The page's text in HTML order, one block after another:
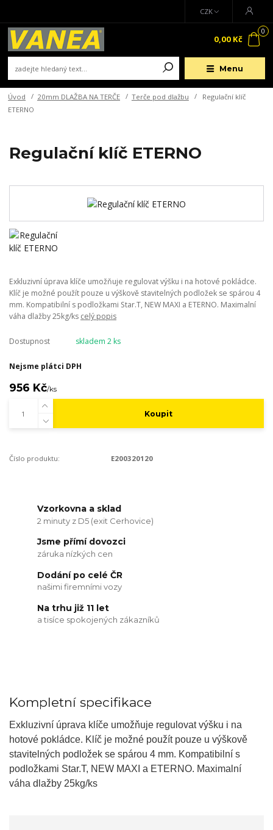
Menu
CZK
0
0,00 Kč
Úvod 20mm DLAŽBA NA TERČE Terče pod dlažbu
Regulační klíč
ETERNO
Regulační klíč ETERNO
Exkluzivní úprava klíče umožňuje regulovat výšku i na hotové pokládce.
Klíč je možné použít pouze u výškově stavitelných podložek se spárou 4
mm. Kompatibilní s podložkami Star.T, NEW MAXI a ETERNO. Maximalní
váha dlažby 25kg/ks celý popis
Dostupnost skladem 2 ks
Nejsme plátci DPH
956 Kč/ks
Koupit
Číslo produktu: E200320120
Vzorkovna a sklad
2 minuty z D5 (exit Cerhovice)
Jsme přímí dovozci
záruka nízkých cen
Dodání po celé ČR
našimi firemními vozy
Na trhu již 11 let
a tisíce spokojených zákazníků
Kompletní specifikace
Exkluzivní úprava klíče umožňuje regulovat výšku i na
hotové pokládce. Klíč je možné použít pouze u výškově
stavitelných podložek se spárou 4 mm. Kompatibilní s
podložkami Star.T, NEW MAXI a ETERNO. Maximalní
váha dlažby 25kg/ks